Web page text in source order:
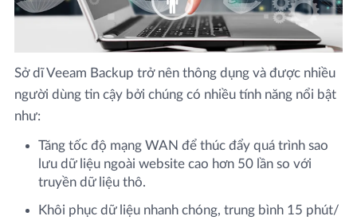
Sở dĩ Veeam Backup trở nên thông dụng và được nhiều
người dùng tin cậy bởi chúng có nhiều tính năng nổi bật
như:
Tăng tốc độ mạng WAN để thúc đẩy quá trình sao
lưu dữ liệu ngoài website cao hơn 50 lần so với
truyền dữ liệu thô.
Khôi phục dữ liệu nhanh chóng, trung bình 15 phút/